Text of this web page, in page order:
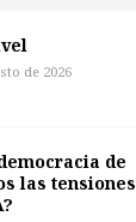
de 2026
de
las tensiones